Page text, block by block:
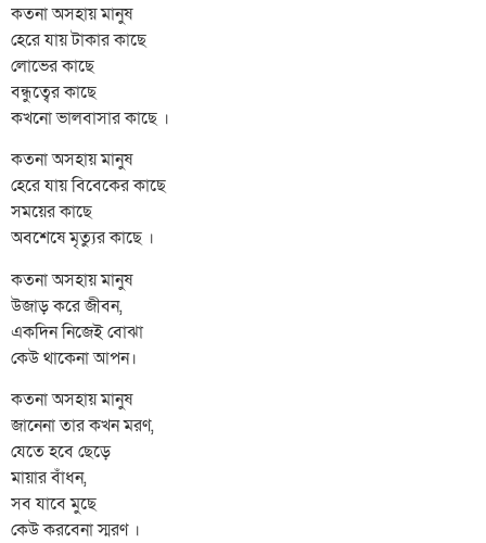
কতনা অসহায় মানুষ
হেরে যায় টাকার কাছে
লোভের কাছে
বন্ধুত্বের কাছে
কখনো ভালবাসার কাছে ।
কতনা অসহায় মানুষ
হেরে যায় বিবেকের কাছে
সময়ের কাছে
অবশেষে মৃত্যুর কাছে ।
কতনা অসহায় মানুষ
উজাড় করে জীবন,
একদিন নিজেই বোঝা
কেউ থাকেনা আপন।
কতনা অসহায় মানুষ
জানেনা তার কখন মরণ,
যেতে হবে ছেড়ে
মায়ার বাঁধন,
সব যাবে মুছে
কেউ করবেনা স্মরণ ।